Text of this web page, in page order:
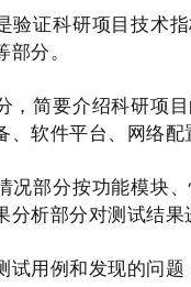
验证科研项目技术
分。
，简要介绍科研项
、软件平台、网络
况部分按功能模块
分析部分对测试结
试用例和发现的问